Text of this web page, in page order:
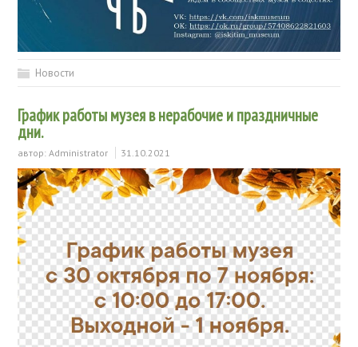
Новости
График работы музея в нерабочие и праздничные
дни.
автор:Administrator 31.10.2021